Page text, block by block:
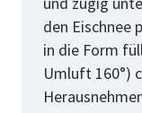
den Eischnee
in die Form
Umluft 160°)